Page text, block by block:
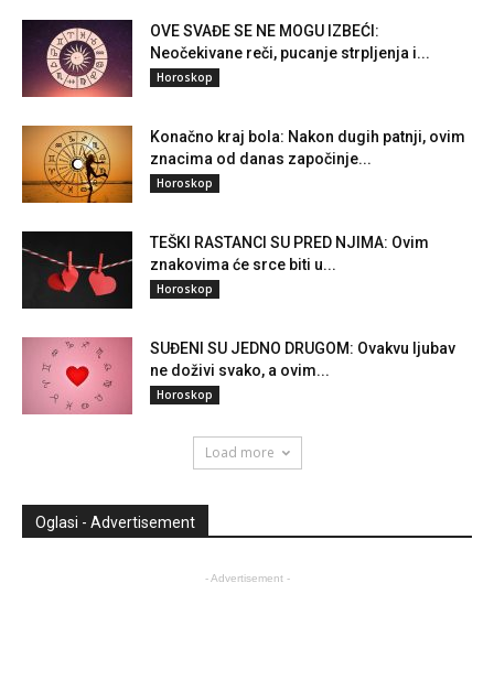
OVE SVAĐE SE NE MOGU IZBEĆI:
Neočekivane reči, pucanje strpljenja i...
Horoskop
Konačno kraj bola: Nakon dugih patnji, ovim
znacima od danas započinje...
Horoskop
TEŠKI RASTANCI SU PRED NJIMA: Ovim
znakovima će srce biti u...
Horoskop
SUĐENI SU JEDNO DRUGOM: Ovakvu ljubav
ne doživi svako, a ovim...
Horoskop
Load more
Oglasi - Advertisement
- Advertisement -